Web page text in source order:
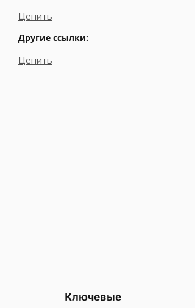
Ценить
Другие ссылки:
Ценить
Ключевые